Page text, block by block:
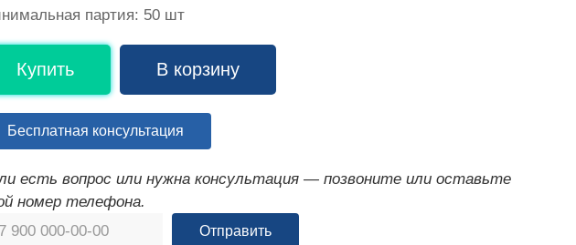
партия: 50 шт
Купить В корзину
Бесплатная консультация
есть вопрос или нужна консультация — позвоните или оставьте
номер телефона.
Отправить